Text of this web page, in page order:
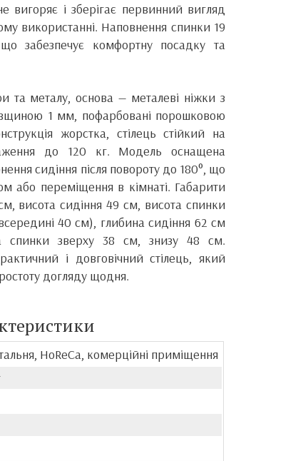
вигоряє і зберігає первинний вигляд
використанні. Наповнення спинки 19
забезпечує комфортну посадку та
та металу, основа — металеві ніжки з
1 мм, пофарбовані порошковою
жорстка, стілець стійкий на
до 120 кг. Модель оснащена
сидіння після повороту до 180°, що
або переміщення в кімнаті. Габарити
висота сидіння 49 см, висота спинки
40 см), глибина сидіння 62 см
спинки зверху 38 см, знизу 48 см.
і довговічний стілець, який
догляду щодня.
HoReCa, комерційні приміщення